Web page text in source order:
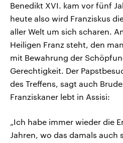
Benedikt XVI. kam vor fünf
heute also wird Franziskus
aller Welt um sich scharen.
Heiligen Franz steht, den
mit Bewahrung der
Gerechtigkeit. Der
des Treffens, sagt auch
Franziskaner lebt in Assisi:
„Ich habe immer wieder die
Jahren, wo das damals auch